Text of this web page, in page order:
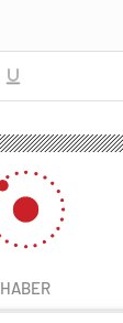
HABER